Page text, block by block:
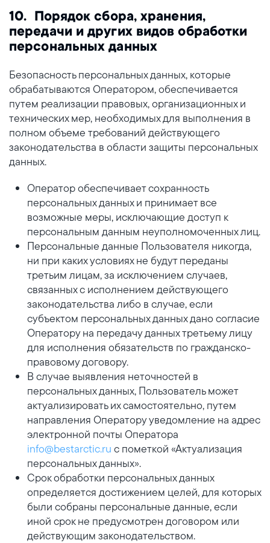
10. Порядок сбора, хранения,
передачи и других видов обработки
персональных данных
Безопасность персональных данных, которые
обрабатываются Оператором, обеспечивается
путем реализации правовых, организационных и
технических мер, необходимых для выполнения в
полном объеме требований действующего
законодательства в области защиты персональных
данных.
Оператор обеспечивает сохранность
персональных данных и принимает все
возможные меры, исключающие доступ к
персональным данным неуполномоченных лиц.
Персональные данные Пользователя никогда,
ни при каких условиях не будут переданы
третьим лицам, за исключением случаев,
связанных с исполнением действующего
законодательства либо в случае, если
субъектом персональных данных дано согласие
Оператору на передачу данных третьему лицу
для исполнения обязательств по гражданско-
правовому договору.
В случае выявления неточностей в
персональных данных, Пользователь может
актуализировать их самостоятельно, путем
направления Оператору уведомление на адрес
электронной почты Оператора
info@bestarctic.ru с пометкой «Актуализация
персональных данных».
Срок обработки персональных данных
определяется достижением целей, для которых
были собраны персональные данные, если
иной срок не предусмотрен договором или
действующим законодательством.